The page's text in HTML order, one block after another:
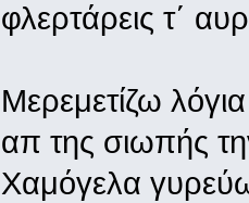
φλερτάρεις τ΄
Μερεμετίζω
απ της σιωπής
Χαμόγελα